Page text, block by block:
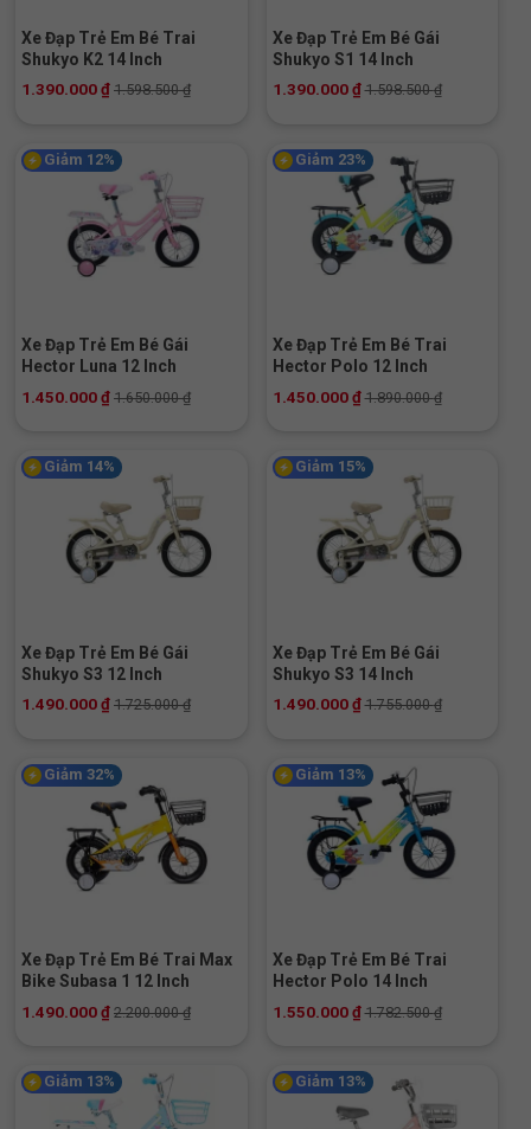
Xe Đạp Trẻ Em Bé Trai
Shukyo K2 14 Inch
1.390.000₫ 1.598.500₫
Xe Đạp Trẻ Em Bé Gái
Shukyo S1 14 Inch
1.390.000₫ 1.598.500₫
Giảm 12%
Xe Đạp Trẻ Em Bé Gái
Hector Luna 12 Inch
1.450.000₫ 1.650.000₫
Giảm 23%
Xe Đạp Trẻ Em Bé Trai
Hector Polo 12 Inch
1.450.000₫ 1.890.000₫
Giảm 14%
Xe Đạp Trẻ Em Bé Gái
Shukyo S3 12 Inch
1.490.000₫ 1.725.000₫
Giảm 15%
Xe Đạp Trẻ Em Bé Gái
Shukyo S3 14 Inch
1.490.000₫ 1.755.000₫
Giảm 32%
Xe Đạp Trẻ Em Bé Trai Max
Bike Subasa 1 12 Inch
1.490.000₫ 2.200.000₫
Giảm 13%
Xe Đạp Trẻ Em Bé Trai
Hector Polo 14 Inch
1.550.000₫ 1.782.500₫
Giảm 13% Giảm 13%